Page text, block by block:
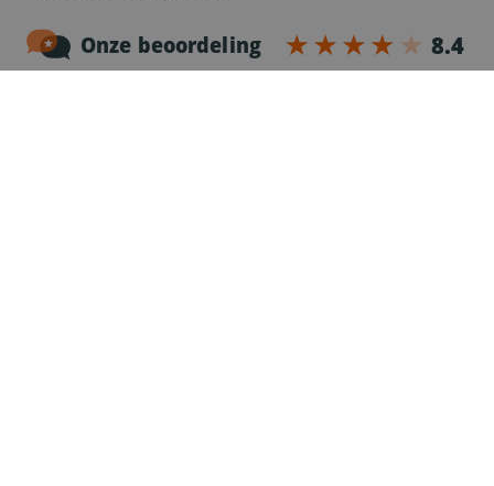
Patikrinkite šį puslapį ir sužinokite, ar jums